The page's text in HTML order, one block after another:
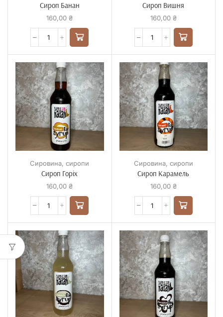
Сироп Банан
160,00₴
Сироп Вишня
160,00 ₴
Сировина,сиропи
Сироп Горіх
160,00₴
Сировина, сиропи
Сироп Карамель
160,00 ₴